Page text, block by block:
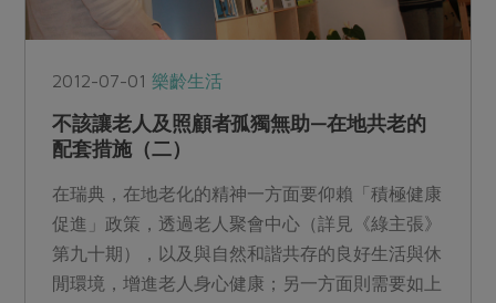
2012-07-01 樂齡生活
不該讓老人及照顧者孤獨無助—在地共老的
配套措施（二）
在瑞典，在地老化的精神一方面要仰賴「積極健康
促進」政策，透過老人聚會中心（詳見《綠主張》
第九十期），以及與自然和諧共存的良好生活與休
閒環境，增進老人身心健康；另一方面則需要如上